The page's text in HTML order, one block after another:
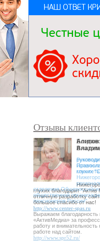
Отзывы
комитета
отделения
общественной
пенсионеров России"
Выражаем благодарность
«АктивМедиа» за
работу и
работе над сайтом.
http://www.spr52.ru/
Алипов
глухих
глухих благодарит "Актив
отличную разработку
большое спасибо от нас!
http://www.center-spas.ru